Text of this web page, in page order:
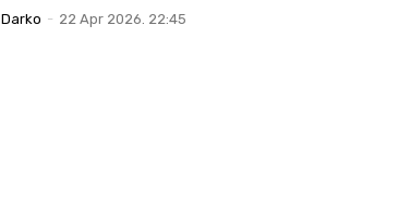
Darko - 22 Apr 2026. 22:45